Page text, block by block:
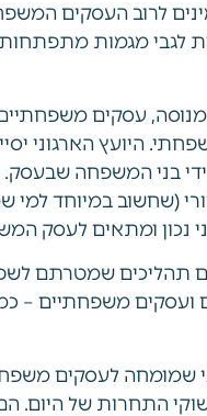
לרוב העסקים
לגבי מגמות
מנוסה, עסקים
היועץ הארגוני
בני המשפחה
דורי (שחשוב במיוחד
נכון ומתאים לעסק
גם תהליכים
ועסקים משפחתיים –
שמומחה לעסקים
התחרות של היום. הם